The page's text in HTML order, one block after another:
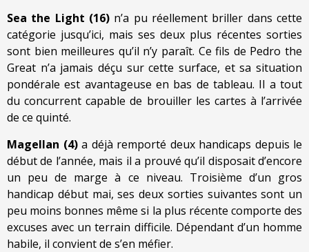
Sea the Light (16) n’a pu réellement briller dans cette
catégorie jusqu’ici, mais ses deux plus récentes sorties
sont bien meilleures qu’il n’y paraît. Ce fils de Pedro the
Great n’a jamais déçu sur cette surface, et sa situation
pondérale est avantageuse en bas de tableau. Il a tout
du concurrent capable de brouiller les cartes à l’arrivée
de ce quinté.
Magellan (4) a déjà remporté deux handicaps depuis le
début de l’année, mais il a prouvé qu’il disposait d’encore
un peu de marge à ce niveau. Troisième d’un gros
handicap début mai, ses deux sorties suivantes sont un
peu moins bonnes même si la plus récente comporte des
excuses avec un terrain difficile. Dépendant d’un homme
habile, il convient de s’en méfier.